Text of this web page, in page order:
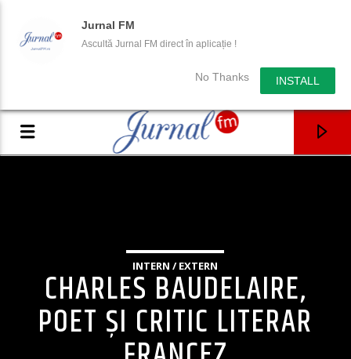
Jurnal FM
Ascultă Jurnal FM direct în aplicație !
No Thanks INSTALL
INTERN / EXTERN
CHARLES BAUDELAIRE,
POET ȘI CRITIC LITERAR